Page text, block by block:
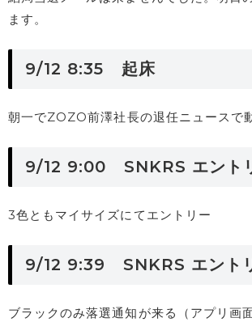
ます。
9/12 8:35 起床
朝一でZOZO前澤社長の退任ニュースで
9/12 9:00 SNKRS エント
3色ともマイサイズにてエントリー
9/12 9:39 SNKRS エント
ブラックのみ落選通知が来る（アプリ画